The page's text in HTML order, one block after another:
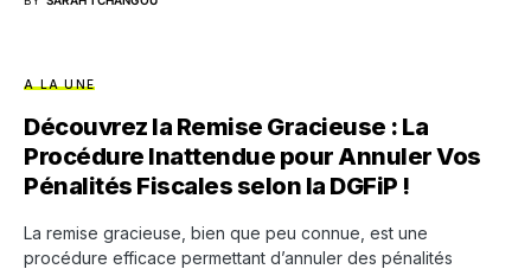
A LA UNE
Découvrez la Remise Gracieuse : La
Procédure Inattendue pour Annuler Vos
Pénalités Fiscales selon la DGFiP !
La remise gracieuse, bien que peu connue, est une
procédure efficace permettant d’annuler des pénalités